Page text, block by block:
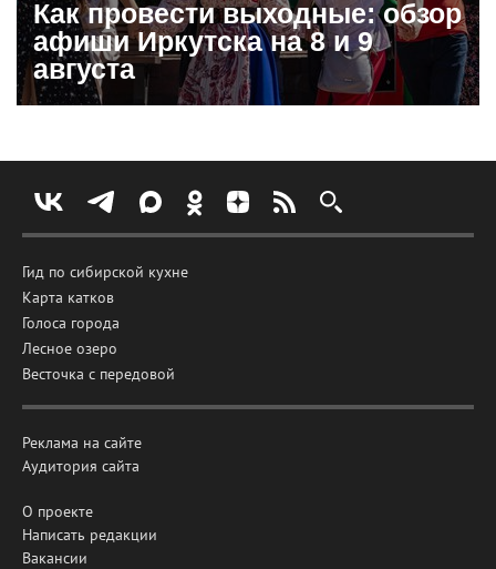
Как провести выходные: обзор
афиши Иркутска на 8 и 9
августа
Гид по сибирской кухне
Карта катков
Голоса города
Лесное озеро
Весточка с передовой
Реклама на сайте
Аудитория сайта
О проекте
Написать редакции
Вакансии